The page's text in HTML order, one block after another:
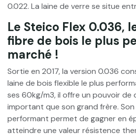
0.022. La laine de verre se situe
Le Steico Flex 0.036,
fibre de bois le plus
marché !
Sortie en 2017, la version 0.036
laine de bois flexible le plus
ses 60kg/m3, il offre un pouvoir de
important que son grand frère.
performant permet de gagner en
atteindre une valeur résistence